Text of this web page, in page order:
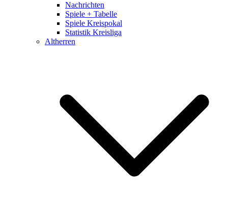
Nachrichten
Spiele + Tabelle
Spiele Kreispokal
Statistik Kreisliga
Altherren